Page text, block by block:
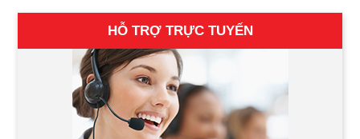
HỖ TRỢ TRỰC TUYẾN